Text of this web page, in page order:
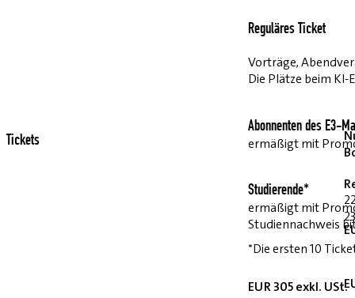
Reguläres Ticket
Vorträge,
Die Plätze beim
Abonnenten des E3-
ermäßigt mit
Studierende*
ermäßigt mit
Studiennachweis
*Die ersten 10
EUR 305 exkl. USt.
Tickets